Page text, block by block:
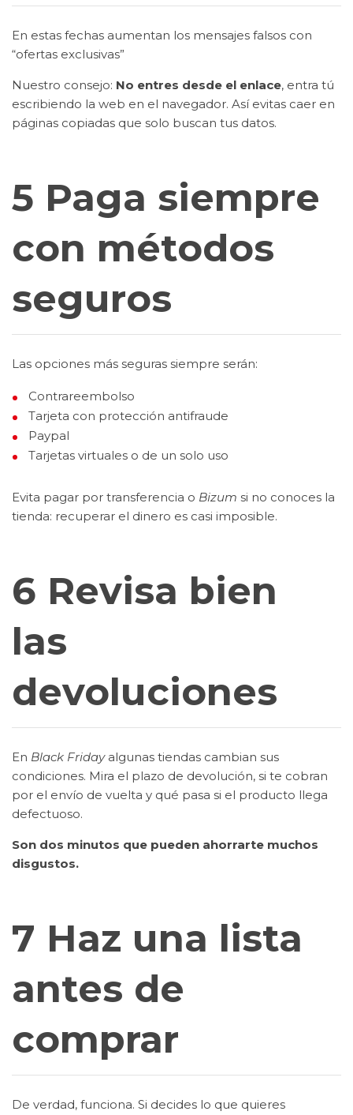
En estas fechas aumentan los mensajes falsos con
“ofertas exclusivas”
Nuestro consejo: No entres desde el enlace, entra tú
escribiendo la web en el navegador. Así evitas caer en
páginas copiadas que solo buscan tus datos.
5 Paga siempre
con métodos
seguros
Las opciones más seguras siempre serán:
Contrareembolso
Tarjeta con protección antifraude
Paypal
Tarjetas virtuales o de un solo uso
Evita pagar por transferencia o Bizum si no conoces la
tienda: recuperar el dinero es casi imposible.
6 Revisa bien
las
devoluciones
En Black Fridayalgunas tiendas cambian sus
condiciones. Mira el plazo de devolución, si te cobran
por el envío de vuelta y qué pasa si el producto llega
defectuoso.
Son dos minutos que pueden ahorrarte muchos
disgustos.
7 Haz una lista
antes de
comprar
De verdad, funciona. Si decides lo que quieres